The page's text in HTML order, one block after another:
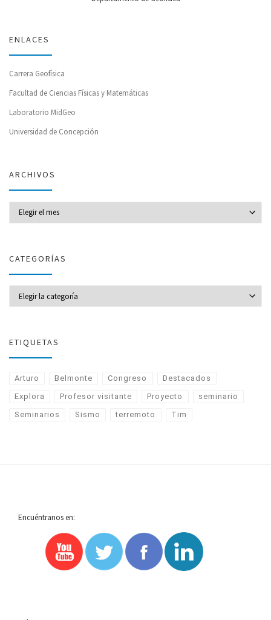
ENLACES
Carrera Geofísica
Facultad de Ciencias Físicas y Matemáticas
Laboratorio MidGeo
Universidad de Concepción
ARCHIVOS
CATEGORÍAS
ETIQUETAS
Arturo Belmonte Congreso Destacados
Explora Profesor visitante Proyecto seminario
Seminarios Sismo terremoto Tim
Encuéntranos en: